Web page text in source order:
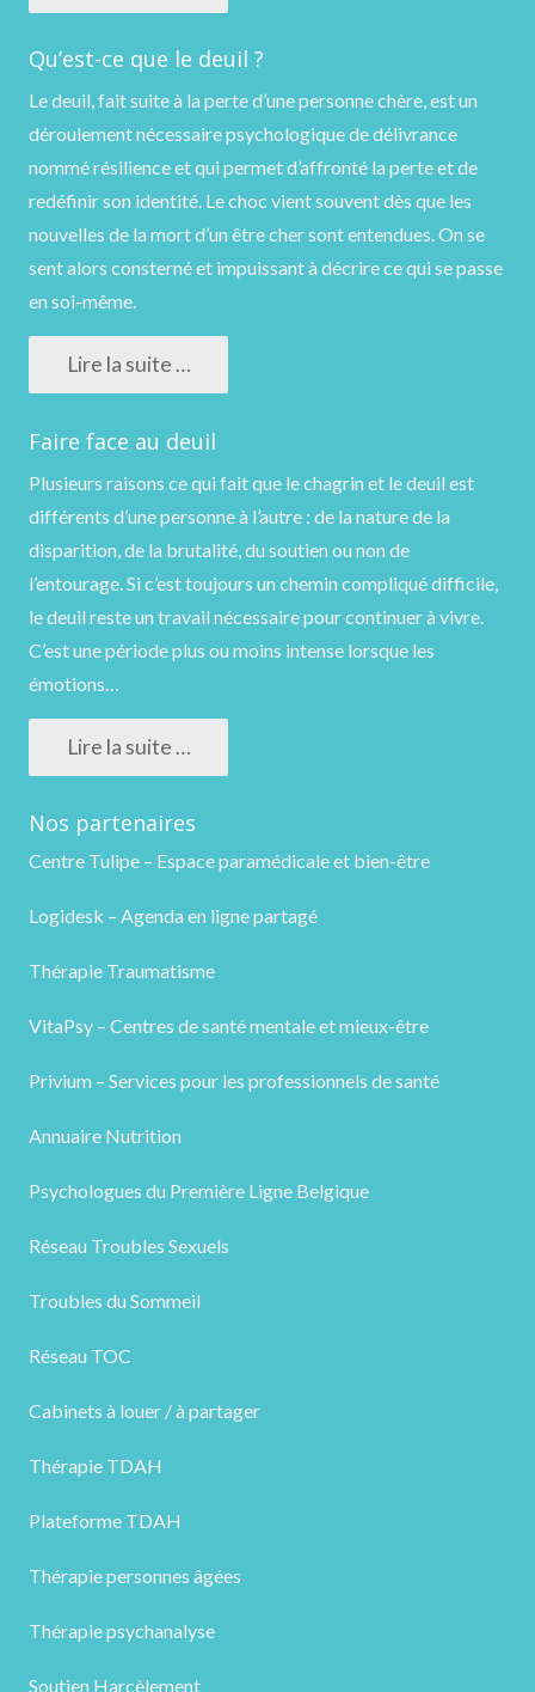
Qu’est-ce que le deuil ?
Le deuil, fait suite à la perte d’une personne chère, est un
déroulement nécessaire psychologique de délivrance
nommé résilience et qui permet d’affronté la perte et de
redéfinir son identité. Le choc vient souvent dès que les
nouvelles de la mort d’un être cher sont entendues. On se
sent alors consterné et impuissant à décrire ce qui se passe
en soi-même.
Lire la suite …
Faire face au deuil
Plusieurs raisons ce qui fait que le chagrin et le deuil est
différents d’une personne à l’autre : de la nature de la
disparition, de la brutalité, du soutien ou non de
l’entourage. Si c’est toujours un chemin compliqué difficile,
le deuil reste un travail nécessaire pour continuer à vivre.
C’est une période plus ou moins intense lorsque les
émotions…
Lire la suite …
Nos partenaires
Centre Tulipe – Espace paramédicale et bien-être
Logidesk – Agenda en ligne partagé
Thérapie Traumatisme
VitaPsy – Centres de santé mentale et mieux-être
Privium – Services pour les professionnels de santé
Annuaire Nutrition
Psychologues du Première Ligne Belgique
Réseau Troubles Sexuels
Troubles du Sommeil
Réseau TOC
Cabinets à louer / à partager
Thérapie TDAH
Plateforme TDAH
Thérapie personnes âgées
Thérapie psychanalyse
Soutien Harcèlement